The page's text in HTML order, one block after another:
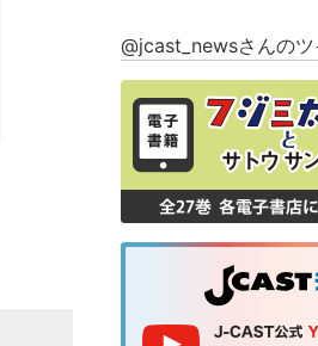
@jcast_newsさんのツ